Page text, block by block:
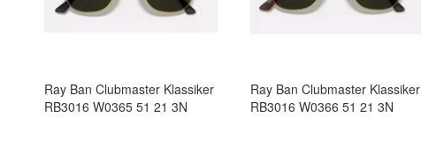
Ray Ban Clubmaster Klassiker
RB3016 W0365 51 21 3N
Ray Ban Clubmaster Klassiker
RB3016 W0366 51 21 3N